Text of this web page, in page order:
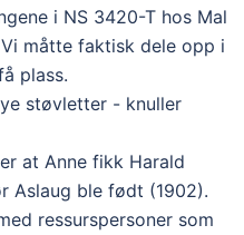
i NS 3420-T hos Mal
måtte faktisk dele opp i
plass.
at Anne fikk Harald
Aslaug ble født (1902).
ressurspersoner som